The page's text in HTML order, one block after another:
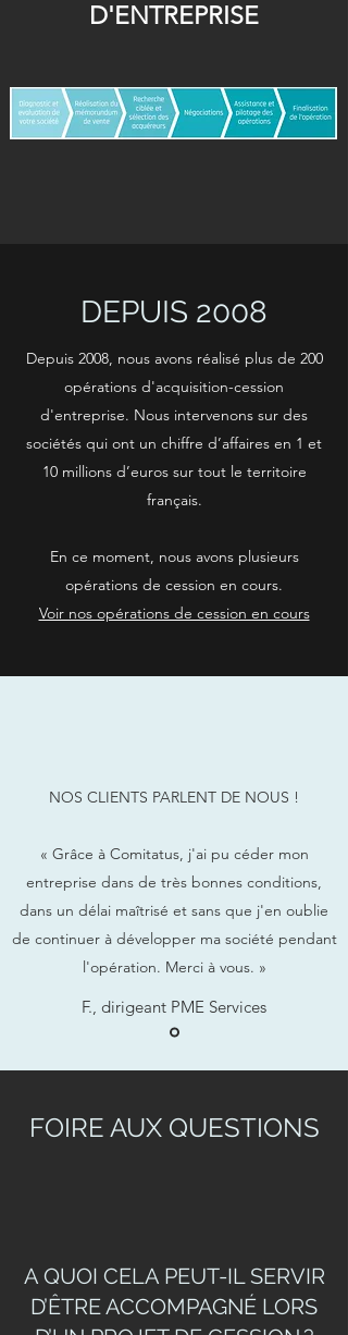
D'ENTREPRISE
DEPUIS 2008
Depuis 2008, nous avons réalisé plus de 200
opérations d'acquisition-cession
d'entreprise. Nous intervenons sur des
sociétés qui ont un chiffre d’affaires en 1 et
10 millions d’euros sur tout le territoire
français.
En ce moment, nous avons plusieurs
opérations de cession en cours.
Voir nos opérations de cession en cours
NOS CLIENTS PARLENT DE NOUS !
« Grâce à Comitatus, j'ai pu céder mon
entreprise dans de très bonnes conditions,
dans un délai maîtrisé et sans que j'en oublie
de continuer à développer ma société pendant
l'opération. Merci à vous. »
F., dirigeant PME Services
FOIRE AUX QUESTIONS
A QUOI CELA PEUT-IL SERVIR
D’ÊTRE ACCOMPAGNÉ LORS